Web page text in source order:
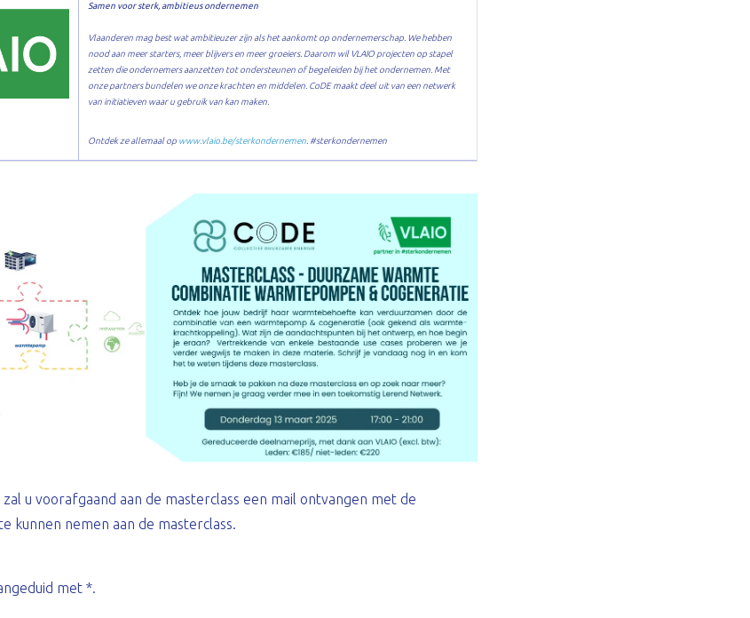
Samen voor sterk, ambitieus ondernemen
Vlaanderen mag best wat ambitieuzer zijn als het aankomt op ondernemerschap. We hebben
nood aan meer starters, meer blijvers en meer groeiers. Daarom wil VLAIO projecten op stapel
zetten die ondernemers aanzetten tot ondersteunen of begeleiden bij het ondernemen. Met
onze partners bundelen we onze krachten en middelen. CoDE maakt deel uit van een netwerk
van initiatieven waar u gebruik van kan maken.
Ontdek ze allemaal op www.vlaio.be/sterkondernemen . #sterkondernemen
u voorafgaand aan de masterclass een mail ontvangen met de
kunnen nemen aan de masterclass.
met *.